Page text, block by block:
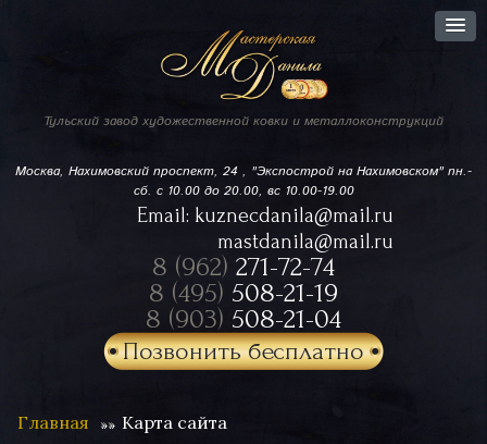
Тульский завод художественной ковки и металлоконструкций
Москва, Нахимовский проспект, 24 , "Экспострой на Нахимовском"пн.-
сб. с 10.00 до 20.00, вс 10.00-19.00
Email: kuznecdanila@mail.ru
mastdanila@mail.ru
8 (962) 271-72-74
8 (495) 508-21-19
8 (903) 508-21-04
Позвонить бесплатно
Главная Карта сайта